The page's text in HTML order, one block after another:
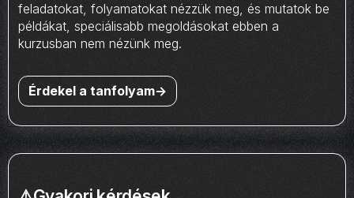
feladatokat, folyamatokat nézzük meg, és mutatok be
példákat, speciálisabb megoldásokat ebben a
kurzusban nem nézünk meg.
Érdekel a tanfolyam->